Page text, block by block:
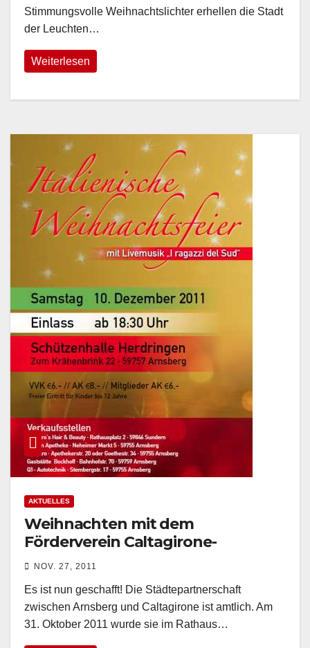
Stimmungsvolle Weihnachtslichter erhellen die Stadt
der Leuchten…
Weiterlesen
AKTUELLES
Weihnachten mit dem
Förderverein Caltagirone-
Arnsberg
NOV. 27, 2011
Es ist nun geschafft! Die Städtepartnerschaft
zwischen Arnsberg und Caltagirone ist amtlich. Am
31. Oktober 2011 wurde sie im Rathaus…